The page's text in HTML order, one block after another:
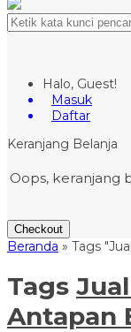
Halo, Guest!
Masuk
Daftar
Keranjang Belanja
Oops, keranjang
Checkout
Beranda » Tags
Tags
Antapan